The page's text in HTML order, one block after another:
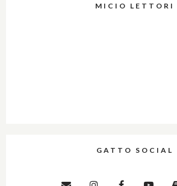
MICIO LETTORI
GATTO SOCIAL